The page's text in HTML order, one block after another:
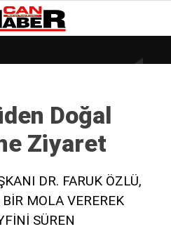
18.5°
Doğal
Zi̇yaret
DR. FARUK ÖZLÜ,
MOLA VEREREK
SÜREN